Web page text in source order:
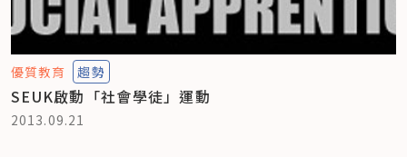
優質教育 趨勢
SEUK啟動「社會學徒」運動
2013.09.21